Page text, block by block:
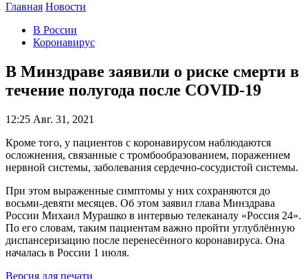
Главная Новости
В России
Коронавирус
В Минздраве заявили о риске смерти в
течение полугода после COVID-19
12:25 Авг. 31, 2021
Кроме того, у пациентов с коронавирусом наблюдаются
осложнения, связанные с тромбообразованием, поражением
нервной системы, заболевания сердечно-сосудистой системы.
При этом выраженные симптомы у них сохраняются до
восьми-девяти месяцев. Об этом заявил глава Минздрава
России Михаил Мурашко в интервью телеканалу «Россия 24».
По его словам, таким пациентам важно пройти углублённую
диспансеризацию после перенесённого коронавируса. Она
началась в России 1 июля.
Версия для печати